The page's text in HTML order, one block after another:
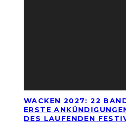
WACKEN 2027: 22
ERSTE
DES LAUFENDEN